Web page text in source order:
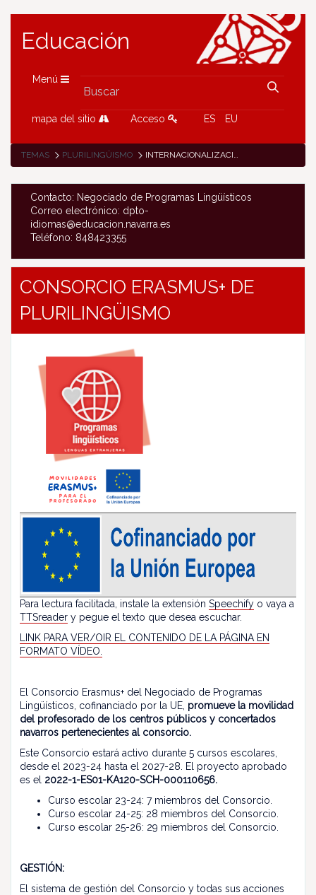
Educación
Menú
mapa del sitio Acceso ES EU
TEMAS PLURILINGÜISMO INTERNACIONALIZACIÓN
Contacto: Negociado de Programas Lingüísticos
Correo electrónico: dpto-
idiomas@educacion.navarra.es
Teléfono: 848423355
CONSORCIO ERASMUS+ DE
PLURILINGÜISMO
Para lectura facilitada, instale la extensión Speechify o vaya a
TTSreader y pegue el texto que desea escuchar.
LINK PARA VER/OIR EL CONTENIDO DE LA PÁGINA EN
FORMATO VÍDEO.
El Consorcio Erasmus+ del Negociado de Programas
Lingüísticos, cofinanciado por la UE, promueve la movilidad
del profesorado de los centros públicos y concertados
navarros pertenecientes al consorcio.
Este Consorcio estará activo durante 5 cursos escolares,
desde el 2023-24 hasta el 2027-28. El proyecto aprobado
es el 2022-1-ES01-KA120-SCH-000110656.
Curso escolar 23-24: 7 miembros del Consorcio.
Curso escolar 24-25: 28 miembros del Consorcio.
Curso escolar 25-26: 29 miembros del Consorcio.
GESTIÓN:
El sistema de gestión del Consorcio y todas sus acciones